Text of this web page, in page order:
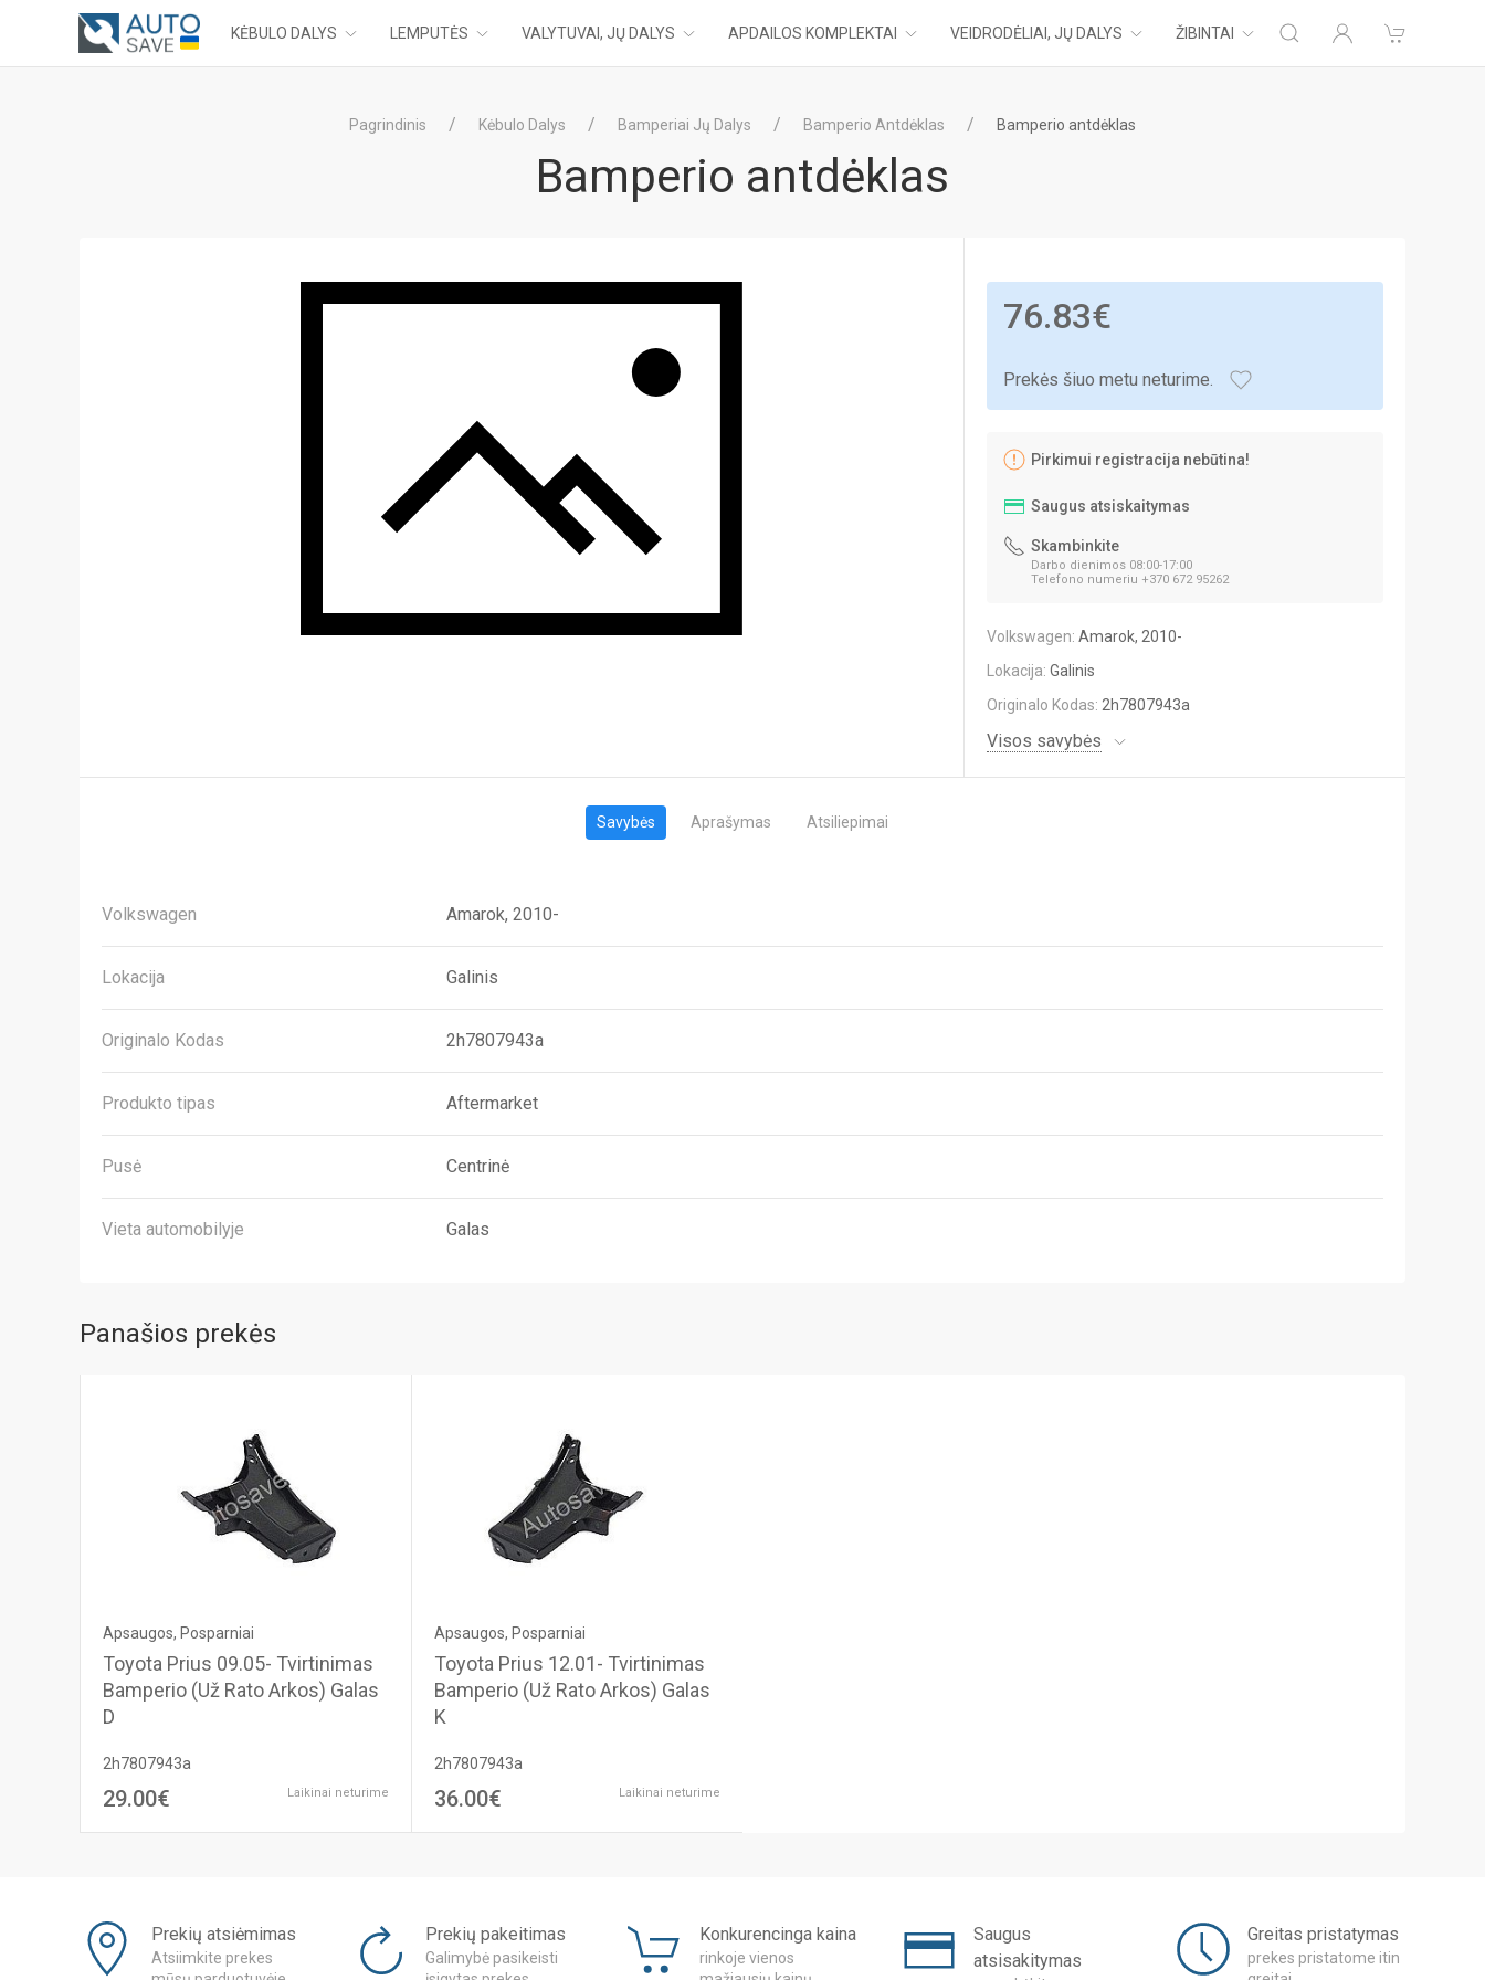
KĖBULO DALYS LEMPUTĖS VALYTUVAI, JŲ DALYS APDAILOS KOMPLEKTAI VEIDRODĖLIAI, JŲ DALYS ŽIBINTAI
Pagrindinis Kėbulo Dalys Bamperiai Jų Dalys Bamperio Antdėklas Bamperio antdėklas
Bamperio antdėklas
76.83€
Prekės šiuo metu neturime.
Pirkimui registracija nebūtina!
Saugus atsiskaitymas
Skambinkite
Darbo dienimos 08:00-17:00
Telefono numeriu +370 672 95262
Volkswagen:Amarok, 2010-
Lokacija:Galinis
Originalo Kodas: 2h7807943a
Visos savybės
Savybės Aprašymas Atsiliepimai
Volkswagen Amarok, 2010-
Lokacija Galinis
Originalo Kodas 2h7807943a
Produkto tipas Aftermarket
Pusė Centrinė
Vieta automobilyje Galas
Panašios prekės
Apsaugos, Posparniai
Toyota Prius 09.05- Tvirtinimas
Bamperio (Už Rato Arkos) Galas
D
2h7807943a
29.00€ Laikinai neturime
Apsaugos, Posparniai
Toyota Prius 12.01- Tvirtinimas
Bamperio (Už Rato Arkos) Galas
K
2h7807943a
36.00€ Laikinai neturime
Prekių atsiėmimas
Atsiimkite prekes
Prekių pakeitimas
Galimybė pasikeisti
Konkurencinga kaina
rinkoje vienos
Saugus
atsisakitymas
Greitas pristatymas
prekes pristatome itin